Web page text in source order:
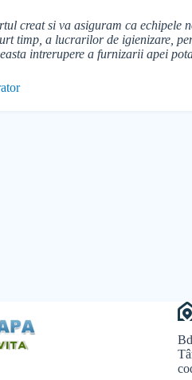
creat si va asiguram ca echipele
timp, a lucrarilor de igienizare,
intrerupere a furnizarii apei